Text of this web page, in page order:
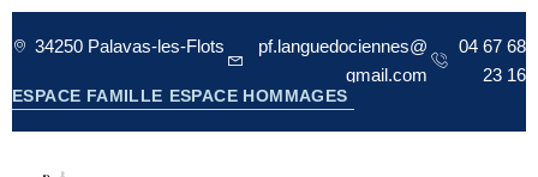
34250 Palavas-les-Flots
pf.languedociennes@
gmail.com
04 67 68
23 16
ESPACE FAMILLE ESPACE HOMMAGES